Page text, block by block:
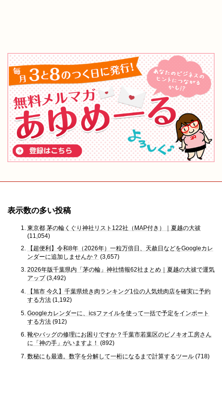
表示数の多い投稿
東京都 茅の輪くぐり神社リスト122社（MAP付き）｜夏越の大祓
(11,054)
【超便利】令和8年（2026年）一粒万倍日、天赦日などをGoogleカレ
ンダーに追加しませんか？ (3,657)
2026年版千葉県内「茅の輪」神社情報62社まとめ｜夏越の大祓で運気
アップ (3,492)
【旭市 今久】千葉県焼き肉ランキング1位の人気焼肉店を確実に予約
する方法 (1,192)
Googleカレンダーに、icsファイルを使って一括で予定をインポート
する方法 (912)
靴やバッグの修理にお困りですか？千葉市若葉区のピノキオ工房さん
に「神の手」がいますよ！ (892)
数秘にも最適。数字を分解して一桁になるまで計算するツール (718)